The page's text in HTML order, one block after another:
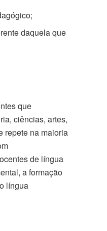
daquela que
que
ciências, artes,
repete na maioria
de língua
a formação
língua